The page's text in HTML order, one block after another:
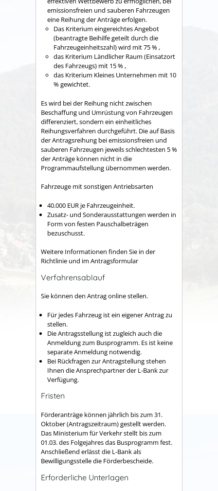
emissionsfreien und sauberen Fahrzeugen
eine Reihung der Anträge erfolgen.
Das Kriterium eingereichtes Angebot
(beantragte Beihilfe geteilt durch die
Fahrzeugeinheitszahl) wird mit 75 % ,
das Kriterium Ländlicher Raum (Einsatzort
des Fahrzeugs) mit 15 % ,
das Kriterium Kleines Unternehmen mit 10
% gewichtet.
Es wird bei der Reihung nicht zwischen
Beschaffung und Umrüstung von Fahrzeugen
differenziert, sondern ein einheitliches
Reihungsverfahren durchgeführt. Die auf Basis
der Antragsreihung bei emissionsfreien und
sauberen Fahrzeugen jeweils schlechtesten 5 %
der Anträge können nicht in die
Programmaufstellung übernommen werden.
Fahrzeuge mit sonstigen Antriebsarten
40.000 EUR je Fahrzeugeinheit.
Zusatz- und Sonderausstattungen werden in
Form von festen Pauschalbeträgen
bezuschusst.
Weitere Informationen finden Sie in der
Richtlinie und im Antragsformular
Verfahrensablauf
Sie können den Antrag online stellen.
Für jedes Fahrzeug ist ein eigener Antrag zu
stellen.
Die Antragsstellung ist zugleich auch die
Anmeldung zum Busprogramm. Es ist keine
separate Anmeldung notwendig.
Bei Rückfragen zur Antragstellung stehen
Ihnen die Ansprechpartner der L-Bank zur
Verfügung.
Fristen
Förderanträge können jährlich bis zum 31.
Oktober (Antragszeitraum) gestellt werden.
Das Ministerium für Verkehr stellt bis zum
01.03. des Folgejahres das Busprogramm fest.
Anschließend erlässt die L-Bank als
Bewilligungsstelle die Förderbescheide.
Erforderliche Unterlagen